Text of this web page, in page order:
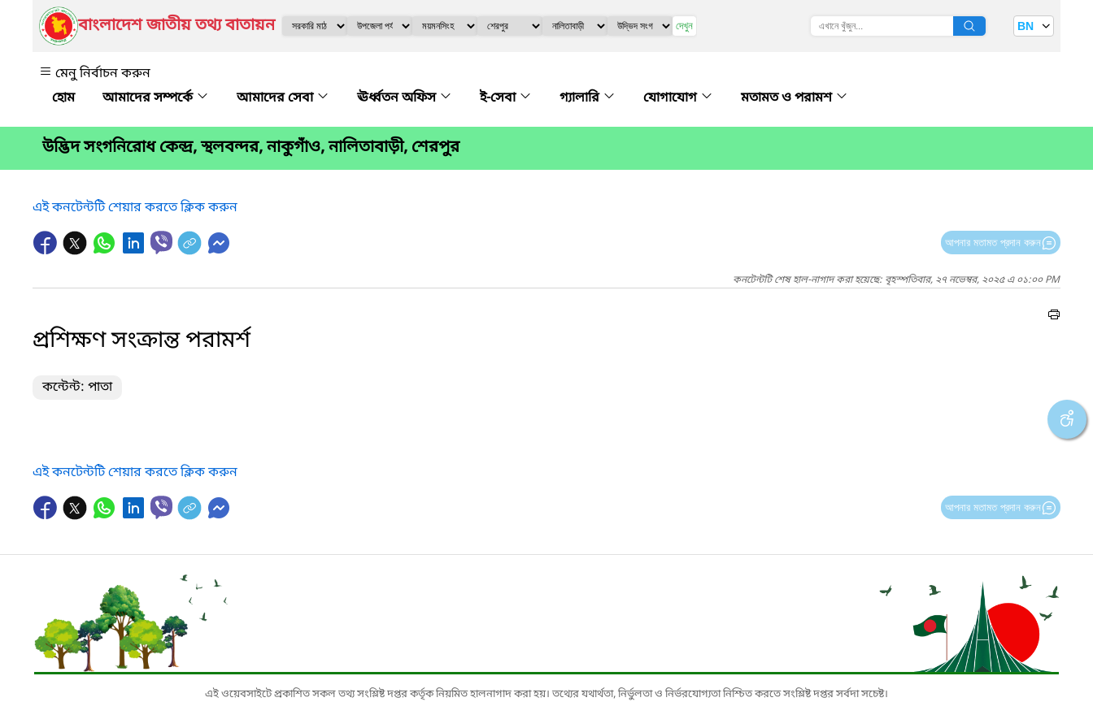
বাংলাদেশ জাতীয় তথ্য বাতায়ন দেখুন BN
মেনু নির্বাচন করুন
আমাদের সম্পর্কে
আমাদের সেবা ঊর্ধ্বতন অফিস ই-সেবা গ্যালারি যোগাযোগ মতামত ও পরামশ
উদ্ভিদ সংগনিরোধ কেন্দ্র, স্থলবন্দর, নাকুগাঁও, নালিতাবাড়ী, শেরপুর
এই কনটেন্টটি শেয়ার করতে ক্লিক করুন
আপনার মতামত প্রদান করুন
কনটেন্টটি শেষ হাল-নাগাদ করা হয়েছে: বৃহস্পতিবার, ২৭ নভেম্বর, ২০২৫ এ ০১:০০ PM
প্রশিক্ষণ সংক্রান্ত পরামর্শ
কন্টেন্ট: পাতা
এই কনটেন্টটি শেয়ার করতে ক্লিক করুন
আপনার মতামত প্রদান করুন
এই ওয়েবসাইটে প্রকাশিত সকল তথ্য সংশ্লিষ্ট দপ্তর কর্তৃক নিয়মিত হালনাগাদ করা হয়। তথ্যের যথার্থতা, নির্ভুলতা ও নির্ভরযোগ্যতা নিশ্চিত করতে সংশ্লিষ্ট দপ্তর সর্বদা সচেষ্ট।